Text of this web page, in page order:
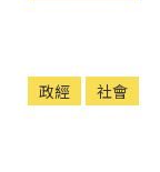
政經 社會